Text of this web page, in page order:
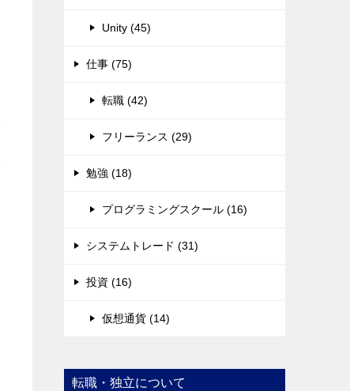
Unity (45)
仕事 (75)
転職 (42)
フリーランス (29)
勉強 (18)
プログラミングスクール (16)
システムトレード (31)
投資 (16)
仮想通貨 (14)
転職・独立について